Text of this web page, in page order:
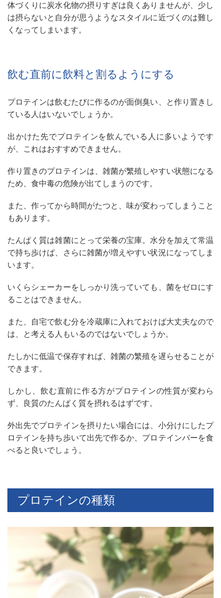
体づくりに炭水化物の摂りすぎは良くありませんが、少し
は摂らないと自分が思うようなスタイルに近づくのは難し
くなってしまいます。
飲む直前に飲料と割るようにする
プロテインは飲むたびに作るのが面倒臭い、と作り置きし
ている人はいないでしょうか。
出かけた先でプロテインを飲んでいる人に多いようです
が、これはおすすめできません。
作り置きのプロテインは、雑菌が繁殖しやすい状態になる
ため、食中毒の危険が出てしまうのです。
また、作ってから時間がたつと、味が変わってしまうこと
もあります。
たんぱく質は雑菌にとって栄養の宝庫。水分を加えて常温
で持ち歩けば、さらに雑菌が増えやすい状況になってしま
います。
いくらシェーカーをしっかり洗っていても、菌をゼロにす
ることはできません。
また、自宅で飲む分を冷蔵庫に入れておけば大丈夫なので
は、と考える人もいるのではないでしょうか。
たしかに低温で保存すれば、雑菌の繁殖を遅らせることが
できます。
しかし、飲む直前に作る方がプロテインの性質が変わら
ず、良質のたんぱく質を摂れるはずです。
外出先でプロテインを摂りたい場合には、小分けにしたプ
ロテインを持ち歩いて出先で作るか、プロテインバーを食
べると良いでしょう。
プロテインの種類